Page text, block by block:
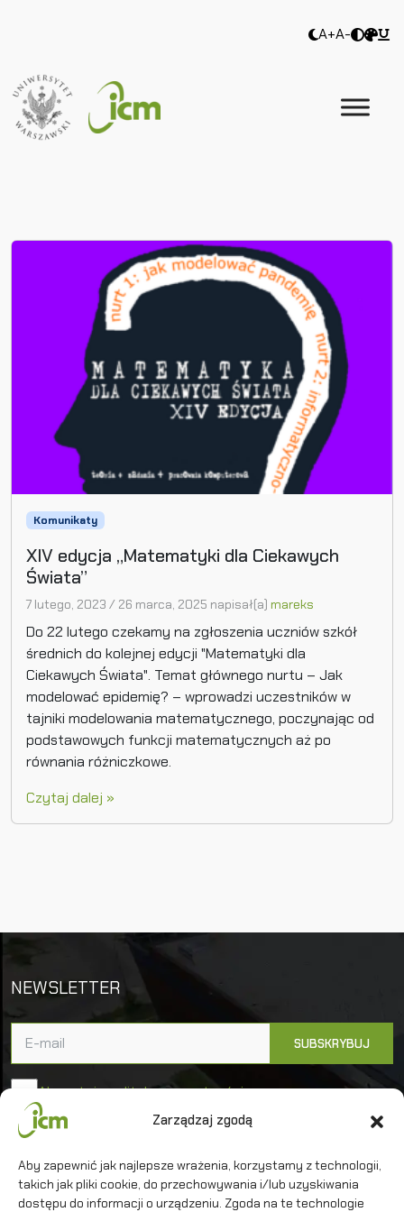
Zarządzaj zgodą
Aby zapewnić jak najlepsze wrażenia, korzystamy z technologii,
takich jak pliki cookie, do przechowywania i/lub uzyskiwania
dostępu do informacji o urządzeniu. Zgoda na te technologie
A+A-
Komunikaty
XIV edycja „Matematyki dla Ciekawych
Świata”
7 lutego, 2023 / 26 marca, 2025 napisał(a) mareks
Do 22 lutego czekamy na zgłoszenia uczniów szkół
średnich do kolejnej edycji "Matematyki dla
Ciekawych Świata". Temat głównego nurtu – Jak
modelować epidemię? – wprowadzi uczestników w
tajniki modelowania matematycznego, poczynając od
podstawowych funkcji matematycznych aż po
równania różniczkowe.
Czytaj dalej »
NEWSLETTER
Akceptuję politykę prywatności
Uniwersytet Warszawski
Interdyscyplinarne Centrum Modelowania
Matematycznego i Komputerowego